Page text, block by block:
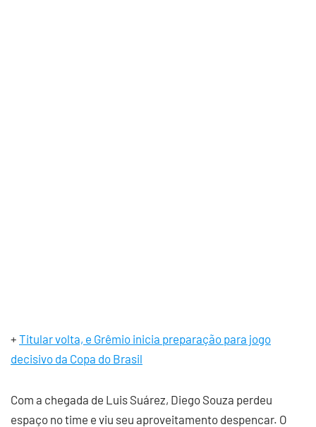
+ Titular volta, e Grêmio inicia preparação para jogo
decisivo da Copa do Brasil
Com a chegada de Luis Suárez, Diego Souza perdeu
espaço no time e viu seu aproveitamento despencar. O